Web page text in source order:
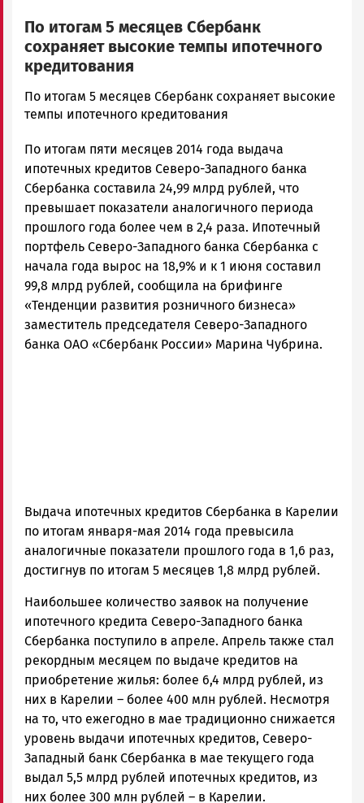
По итогам 5 месяцев Сбербанк
сохраняет высокие темпы ипотечного
кредитования
admintimur
Новости
и
Карелии
|
Петрозаводск
ГОВОРИТ
По итогам 5 месяцев Сбербанк сохраняет высокие
темпы ипотечного кредитования
По итогам пяти месяцев 2014 года выдача
ипотечных кредитов Северо-Западного банка
Сбербанка составила 24,99 млрд рублей, что
превышает показатели аналогичного периода
прошлого года более чем в 2,4 раза. Ипотечный
портфель Северо-Западного банка Сбербанка с
начала года вырос на 18,9% и к 1 июня составил
99,8 млрд рублей, сообщила на брифинге
«Тенденции развития розничного бизнеса»
заместитель председателя Северо-Западного
банка ОАО «Сбербанк России» Марина Чубрина.
Выдача ипотечных кредитов Сбербанка в Карелии
по итогам января-мая 2014 года превысила
аналогичные показатели прошлого года в 1,6 раз,
достигнув по итогам 5 месяцев 1,8 млрд рублей.
Наибольшее количество заявок на получение
ипотечного кредита Северо-Западного банка
Сбербанка поступило в апреле. Апрель также стал
рекордным месяцем по выдаче кредитов на
приобретение жилья: более 6,4 млрд рублей, из
них в Карелии – более 400 млн рублей. Несмотря
на то, что ежегодно в мае традиционно снижается
уровень выдачи ипотечных кредитов, Северо-
Западный банк Сбербанка в мае текущего года
выдал 5,5 млрд рублей ипотечных кредитов, из
них более 300 млн рублей – в Карелии.